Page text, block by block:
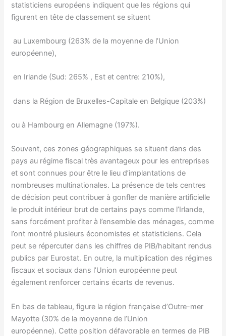
statisticiens européens indiquent que les régions qui
figurent en tête de classement se situent
au Luxembourg (263% de la moyenne de l’Union
européenne),
en Irlande (Sud: 265% , Est et centre: 210%),
dans la Région de Bruxelles-Capitale en Belgique (203%)
ou à Hambourg en Allemagne (197%).
Souvent, ces zones géographiques se situent dans des
pays au régime fiscal très avantageux pour les entreprises
et sont connues pour être le lieu d’implantations de
nombreuses multinationales. La présence de tels centres
de décision peut contribuer à gonfler de manière artificielle
le produit intérieur brut de certains pays comme l’Irlande,
sans forcément profiter à l’ensemble des ménages, comme
l’ont montré plusieurs économistes et statisticiens. Cela
peut se répercuter dans les chiffres de PIB/habitant rendus
publics par Eurostat. En outre, la multiplication des régimes
fiscaux et sociaux dans l’Union européenne peut
également renforcer certains écarts de revenus.
En bas de tableau, figure la région française d’Outre-mer
Mayotte (30% de la moyenne de l’Union
européenne). Cette position défavorable en termes de PIB